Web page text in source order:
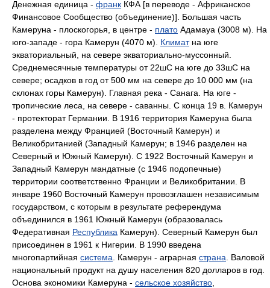
Денежная единица - франк КФА [в переводе - Африканское
Финансовое Сообщество (объединение)]. Большая часть
Камеруна - плоскогорья, в центре - плато Адамауа (3008 м). На
юго-западе - гора Камерун (4070 м). Климатна юге
экваториальный, на севере экваториально-муссонный.
Среднемесячные температуры от 22шC на юге до 33шC на
севере; осадков в год от 500 мм на севере до 10 000 мм (на
склонах горы Камерун). Главная река - Санага. На юге -
тропические леса, на севере - саванны. С конца 19 в. Камерун
- протекторат Германии. В 1916 территория Камеруна была
разделена между Францией (Восточный Камерун) и
Великобританией (Западный Камерун; в 1946 разделен на
Северный и Южный Камерун). С 1922 Восточный Камерун и
Западный Камерун мандатные (с 1946 подопечные)
территории соответственно Франции и Великобритании. В
январе 1960 Восточный Камерун провозглашен независимым
государством, с которым в результате референдума
объединился в 1961 Южный Камерун (образовалась
Федеративная Республика Камерун). Северный Камерун был
присоединен в 1961 к Нигерии. В 1990 введена
многопартийная система . Камерун - аграрная страна . Валовой
национальный продукт на душу населения 820 долларов в год.
Основа экономики Камеруна - сельское хозяйство